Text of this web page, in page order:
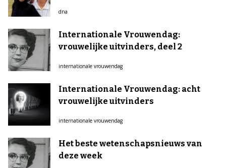
dna
Internationale Vrouwendag:
vrouwelijke uitvinders, deel 2
internationale vrouwendag
Internationale Vrouwendag: acht
vrouwelijke uitvinders
internationale vrouwendag
Het beste wetenschapsnieuws van
deze week